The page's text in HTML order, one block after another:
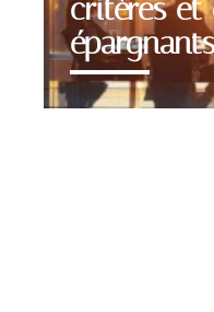
critères et
épargnants